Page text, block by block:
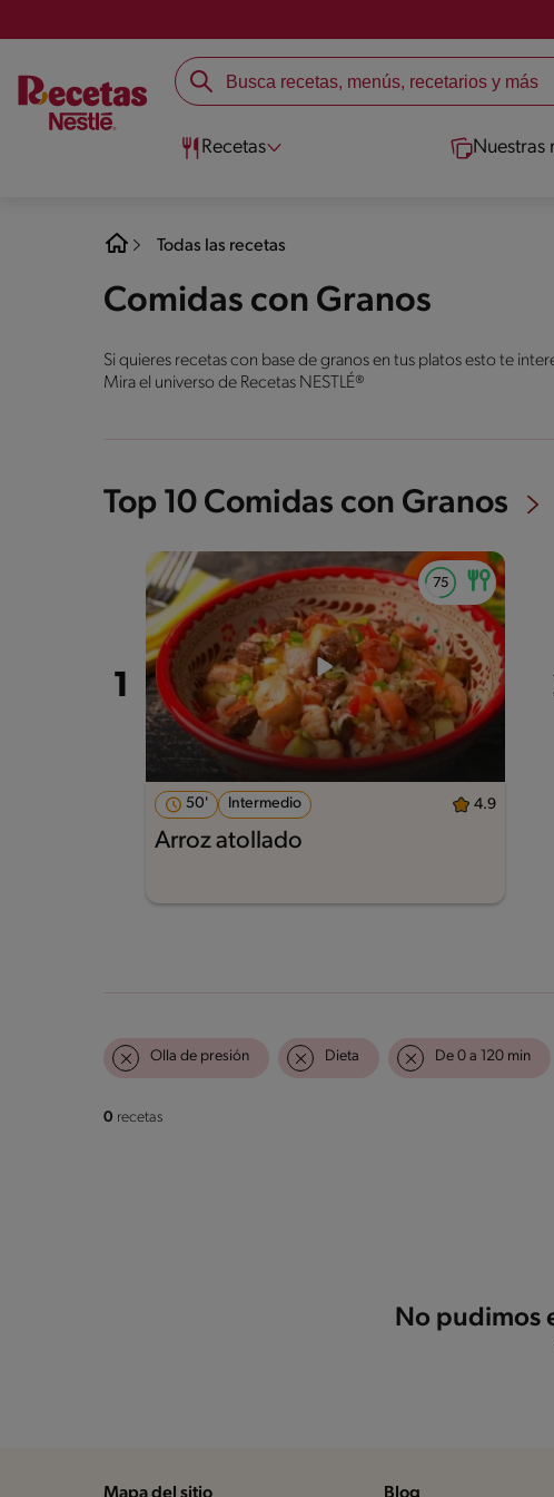
Recetas Nuestras
Todas las recetas
Comidas con Granos
Si quieres recetas con base de granos en tus platos esto te
Mira el universo de Recetas NESTLÉ®
Top 10 Comidas con Granos
50' Intermedio 4.9
Arroz atollado
Olla de presión Dieta De 0 a 120 min
0 recetas
No pudimos
Mapa del sitio Blog